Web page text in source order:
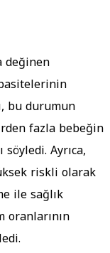
değinen
bu durumun
fazla bebeğin
Ayrıca,
riskli olarak
ile sağlık